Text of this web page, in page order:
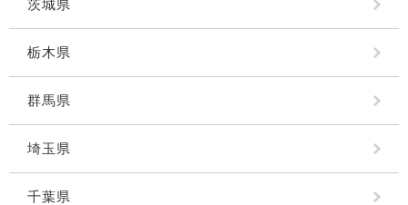
茨城県
栃木県
群馬県
埼玉県
千葉県